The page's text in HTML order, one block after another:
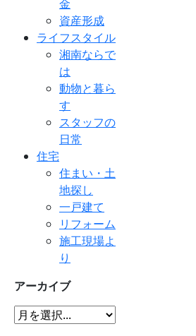
金
資産形成
ライフスタイル
湘南ならで
は
動物と暮ら
す
スタッフの
日常
住宅
住まい・土
地探し
一戸建て
リフォーム
施工現場よ
り
アーカイブ